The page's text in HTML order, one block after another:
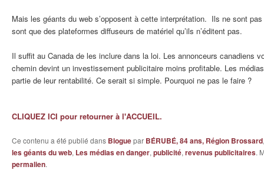
Mais les géants du web s’opposent à cette interprétation. Ils ne sont
sont que des plateformes diffuseurs de matériel qu’ils n’éditent pas.
Il suffit au Canada de les inclure dans la loi. Les annonceurs canadiens
chemin devint un investissement publicitaire moins profitable. Les
partie de leur rentabilité. Ce serait si simple. Pourquoi ne pas le faire ?
CLIQUEZ ICI pour retourner à l'ACCUEIL.
Ce contenu a été publié dans Bloguepar BÉRUBÉ, 84 ans, Région Brossard
les géants du web, Les médias en danger, publicité, revenus publicitaires.
permalien.